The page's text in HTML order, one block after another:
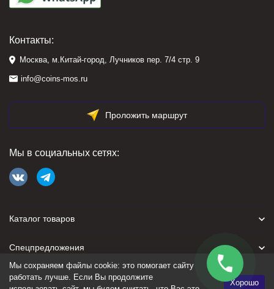
Контакты:
Москва, м.Китай-город, Лучников пер. 7/4 стр. 9
info@coins-mos.ru
Проложить маршрут
Мы в социальных сетях:
Каталог товаров
Спецпредложения
Для покупателя
Мы сохраняем файлы cookie: это помогает сайту
работать лучше. Если Вы продолжите
Хорошо